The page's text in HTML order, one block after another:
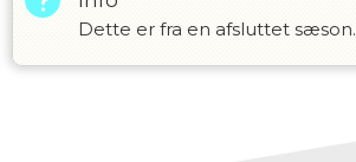
Dette er fra en afsluttet sæson.